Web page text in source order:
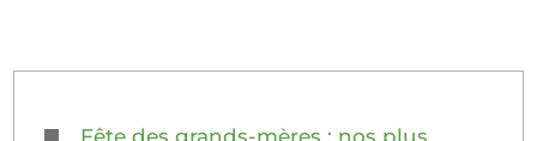
Fête des grands-mères : nos plus